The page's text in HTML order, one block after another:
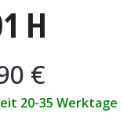
H
Preis:
€
20-35 Werktage